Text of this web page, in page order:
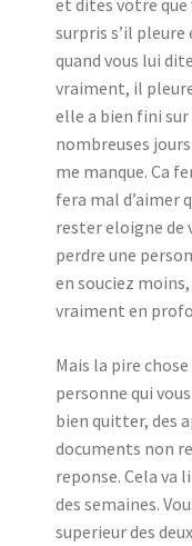
surpris s’il
quand vous lui
vraiment, il
elle a bien fini
nombreuses
me manque. Ca
fera mal d’aimer
rester eloigne de
perdre une
en souciez
vraiment en
Mais la pire
personne qui
bien quitter, des
documents non
reponse. Cela va
des semaines.
superieur des